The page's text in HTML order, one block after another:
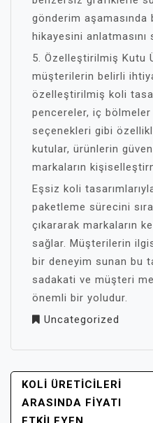
gönderim aşamasında
hikayesini anlatmasını
5. Özelleştirilmiş Kutu
müşterilerin belirli
özelleştirilmiş koli
pencereler, iç bölmeler
seçenekleri gibi
kutular, ürünlerin
markaların
Eşsiz koli
paketleme sürecini
çıkararak markaların
sağlar. Müşterilerin
bir deneyim sunan bu
sadakati ve müşteri
önemli bir yoludur.
Uncategorized
YAZI
GEZINMESI
KOLI ÜRETICILERI
ARASINDA FIYATI